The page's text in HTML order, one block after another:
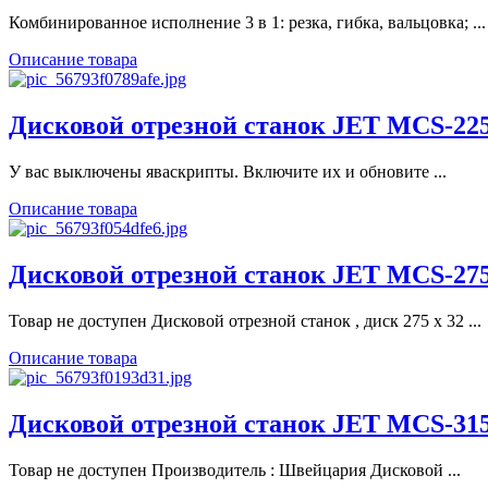
Комбинированное исполнение 3 в 1: резка, гибка, вальцовка; ...
Описание товара
Дисковой отрезной станок JET MCS-
У вас выключены яваскрипты. Включите их и обновите ...
Описание товара
Дисковой отрезной станок JET MCS-
Товар не доступен Дисковой отрезной станок , диск 275 х 32 ...
Описание товара
Дисковой отрезной станок JET MCS-
Товар не доступен Производитель : Швейцария Дисковой ...